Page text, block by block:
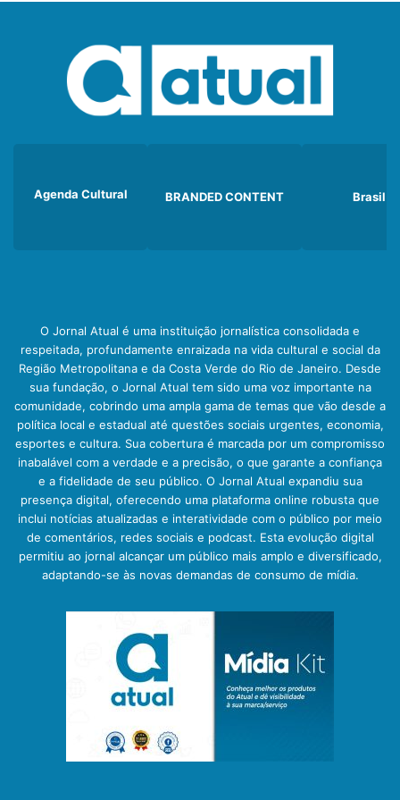
Agenda Cultural BRANDED CONTENT Brasil
O Jornal Atual é uma instituição jornalística consolidada e
respeitada, profundamente enraizada na vida cultural e social da
Região Metropolitana e da Costa Verde do Rio de Janeiro. Desde
sua fundação, o Jornal Atual tem sido uma voz importante na
comunidade, cobrindo uma ampla gama de temas que vão desde a
política local e estadual até questões sociais urgentes, economia,
esportes e cultura. Sua cobertura é marcada por um compromisso
inabalável com a verdade e a precisão, o que garante a confiança
e a fidelidade de seu público. O Jornal Atual expandiu sua
presença digital, oferecendo uma plataforma online robusta que
inclui notícias atualizadas e interatividade com o público por meio
de comentários, redes sociais e podcast. Esta evolução digital
permitiu ao jornal alcançar um público mais amplo e diversificado,
adaptando-se às novas demandas de consumo de mídia.